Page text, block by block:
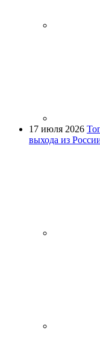
17 июля 2026
выхода из